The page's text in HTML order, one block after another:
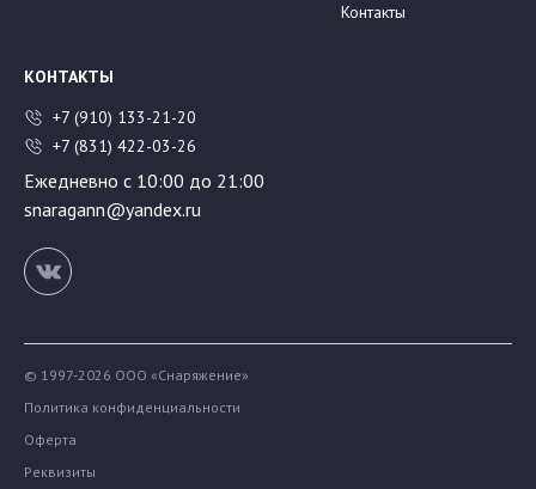
Контакты
КОНТАКТЫ
+7 (910) 133-21-20
+7 (831) 422-03-26
Ежедневно с 10:00 до 21:00
snaragann@yandex.ru
© 1997-2026 ООО «Снаряжение»
Политика конфиденциальности
Оферта
Реквизиты